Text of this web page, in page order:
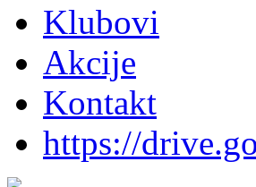
Klubovi
Akcije
Kontakt
https://